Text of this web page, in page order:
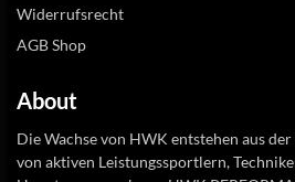
Widerrufsrecht
AGB Shop
About
Die Wachse von HWK entstehen aus
von aktiven Leistungssportlern,